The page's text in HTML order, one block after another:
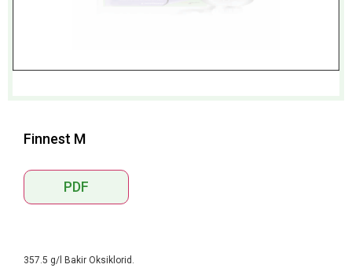
Finnest M
PDF
357.5 g/l Bakir Oksiklorid.